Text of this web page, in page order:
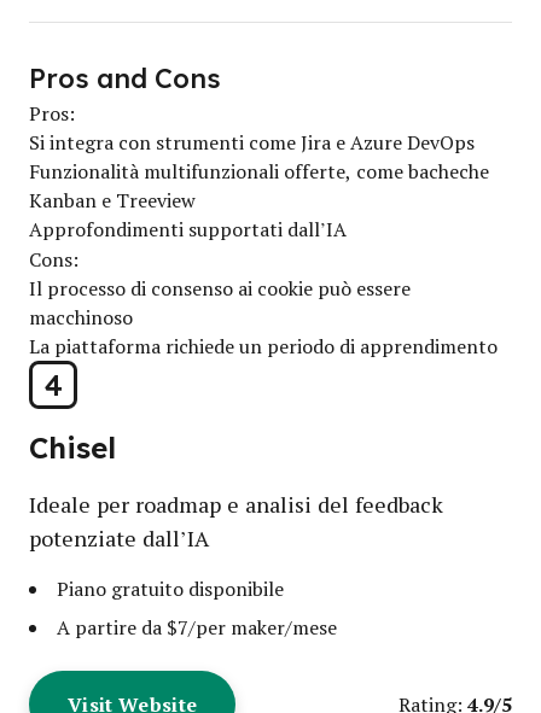
4
Chisel
Ideale per roadmap e analisi del feedback
potenziate dall’IA
Piano gratuito disponibile
A partire da $7/per maker/mese
Visit Website Rating: 4.9/5
Pros and Cons
Pros:
Si integra con strumenti come Jira e Azure DevOps
Funzionalità multifunzionali offerte, come bacheche
Kanban e Treeview
Approfondimenti supportati dall’IA
Cons:
Il processo di consenso ai cookie può essere
macchinoso
La piattaforma richiede un periodo di apprendimento